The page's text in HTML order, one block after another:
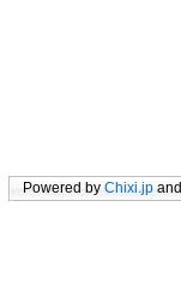
Powered by Chixi.jp and